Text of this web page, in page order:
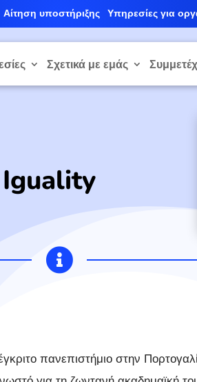
Αίτηση υποστήριξης Υπηρεσίες για
Σχετικά με εμάς

πανεπιστήμιο στην